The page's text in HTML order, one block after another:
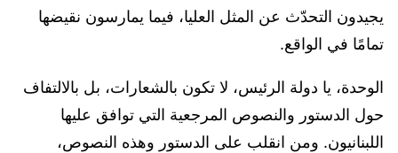
يجيدون التحدّث عن المثل العليا، فيما يمارسون نقيضها
تمامًا في الواقع.
الوحدة، يا دولة الرئيس، لا تكون بالشعارات، بل بالالتفاف
حول الدستور والنصوص المرجعية التي توافق عليها
اللبنانيون. ومن انقلب على الدستور وهذه النصوص،